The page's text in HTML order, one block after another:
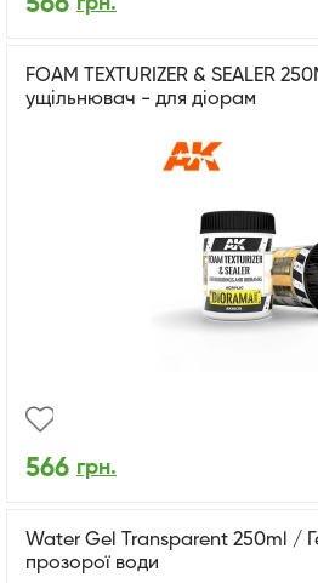
FOAM TEXTURIZER & SEALER
ущільнювач - для діорам
566 грн.
Water Gel Transparent 250ml /
прозорої води